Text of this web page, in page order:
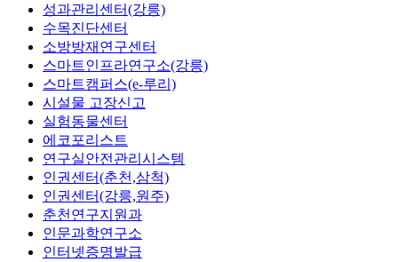
성과관리센터(강릉)
수목진단센터
소방방재연구센터
스마트인프라연구소(강릉)
스마트캠퍼스(e-루리)
시설물 고장신고
실험동물센터
에코포리스트
연구실안전관리시스템
인권센터(춘천,삼척)
인권센터(강릉,원주)
춘천연구지원과
인문과학연구소
인터넷증명발급